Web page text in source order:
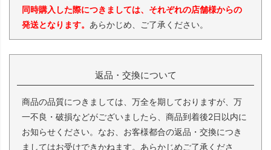
同時購入した際につきましては、それぞれの店舗様からの
発送となります。 あらかじめ、ご了承ください。
返品・交換について
商品の品質につきましては、万全を期しておりますが、万
一不良・破損などがございましたら、商品到着後2日以内に
お知らせください。なお、お客様都合の返品・交換につき
ましてはお受けできかねます。あらかじめご了承くださ